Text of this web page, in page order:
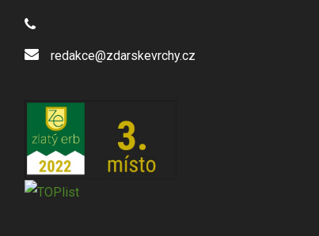
redakce@zdarskevrchy.cz